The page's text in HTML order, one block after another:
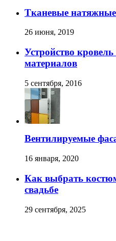
Тканевые
26 июня, 2019
Устройство
материалов
5 сентября, 2016
Вентилируемые
16 января, 2020
Как выбрать
свадьбе
29 сентября, 2025